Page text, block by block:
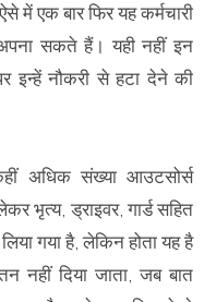
एक बार फिर यह कर्मचारी
सकते हैं। यही नहीं इन
इन्हें नौकरी से हटा देने की
अधिक संख्या आउटसोर्स
भृत्य, ड्राइवर, गार्ड सहित
गया है, लेकिन होता यह है
नहीं दिया जाता, जब बात